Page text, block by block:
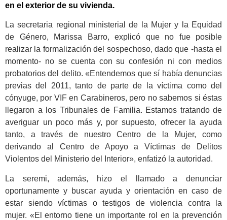
en el exterior de su vivienda.
La secretaria regional ministerial de la Mujer y la Equidad
de Género, Marissa Barro, explicó que no fue posible
realizar la formalización del sospechoso, dado que -hasta el
momento- no se cuenta con su confesión ni con medios
probatorios del delito. «Entendemos que sí había denuncias
previas del 2011, tanto de parte de la víctima como del
cónyuge, por VIF en Carabineros, pero no sabemos si éstas
llegaron a los Tribunales de Familia. Estamos tratando de
averiguar un poco más y, por supuesto, ofrecer la ayuda
tanto, a través de nuestro Centro de la Mujer, como
derivando al Centro de Apoyo a Víctimas de Delitos
Violentos del Ministerio del Interior», enfatizó la autoridad.
La seremi, además, hizo el llamado a denunciar
oportunamente y buscar ayuda y orientación en caso de
estar siendo víctimas o testigos de violencia contra la
mujer. «El entorno tiene un importante rol en la prevención